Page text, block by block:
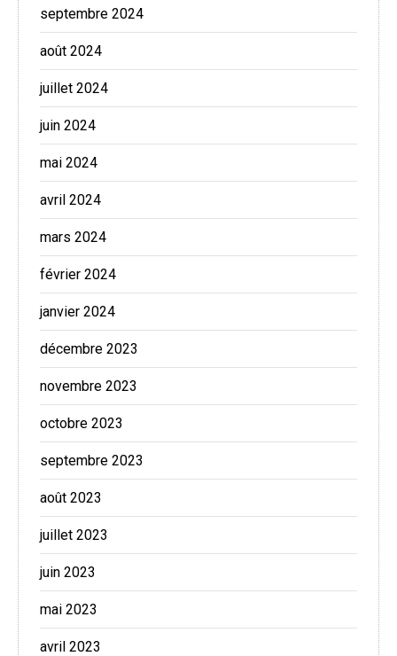
septembre 2024
août 2024
juillet 2024
juin 2024
mai 2024
avril 2024
mars 2024
février 2024
janvier 2024
décembre 2023
novembre 2023
octobre 2023
septembre 2023
août 2023
juillet 2023
juin 2023
mai 2023
avril 2023